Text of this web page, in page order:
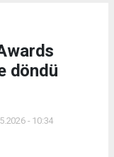
döndü
- 10:34